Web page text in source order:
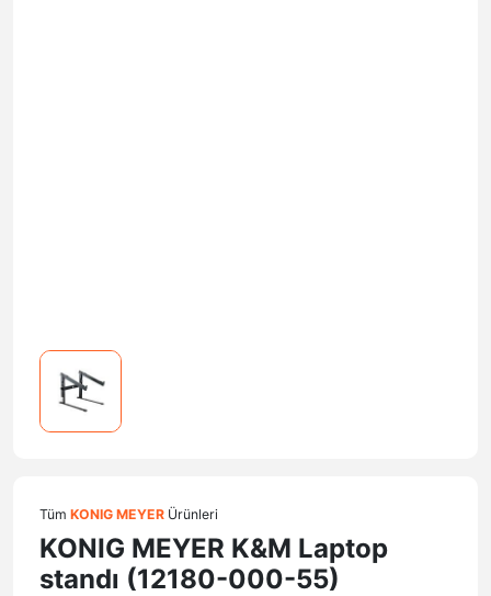
Tüm KONIG MEYER Ürünleri
KONIG MEYER K&M Laptop
standı (12180-000-55)